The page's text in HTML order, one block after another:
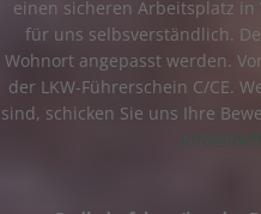
einen sicheren Arbeitsplatz in
für uns selbsverständlich.
Wohnort angepasst werden.
der LKW-Führerschein C/CE.
sind, schicken Sie uns Ihre